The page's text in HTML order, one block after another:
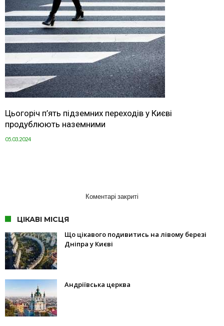
Цьогоріч п’ять підземних переходів у Києві
продублюють наземними
05.03.2024
Коментарі закриті
ЦІКАВІ МІСЦЯ
Що цікавого подивитись на лівому березі
Дніпра у Києві
Андріївська церква